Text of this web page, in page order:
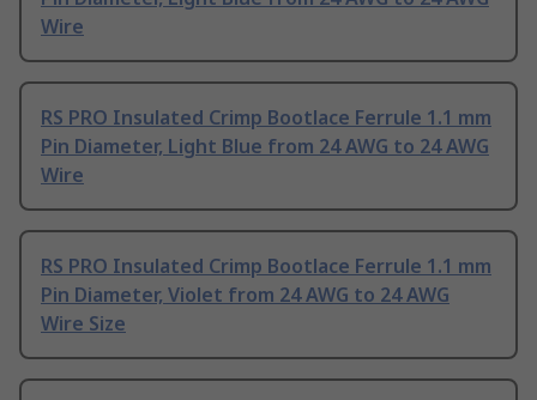
Wire
RS PRO Insulated Crimp Bootlace Ferrule 1.1 mm
Pin Diameter, Light Blue from 24 AWG to 24 AWG
Wire
RS PRO Insulated Crimp Bootlace Ferrule 1.1 mm
Pin Diameter, Violet from 24 AWG to 24 AWG
Wire Size